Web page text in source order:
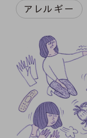
アレルギー